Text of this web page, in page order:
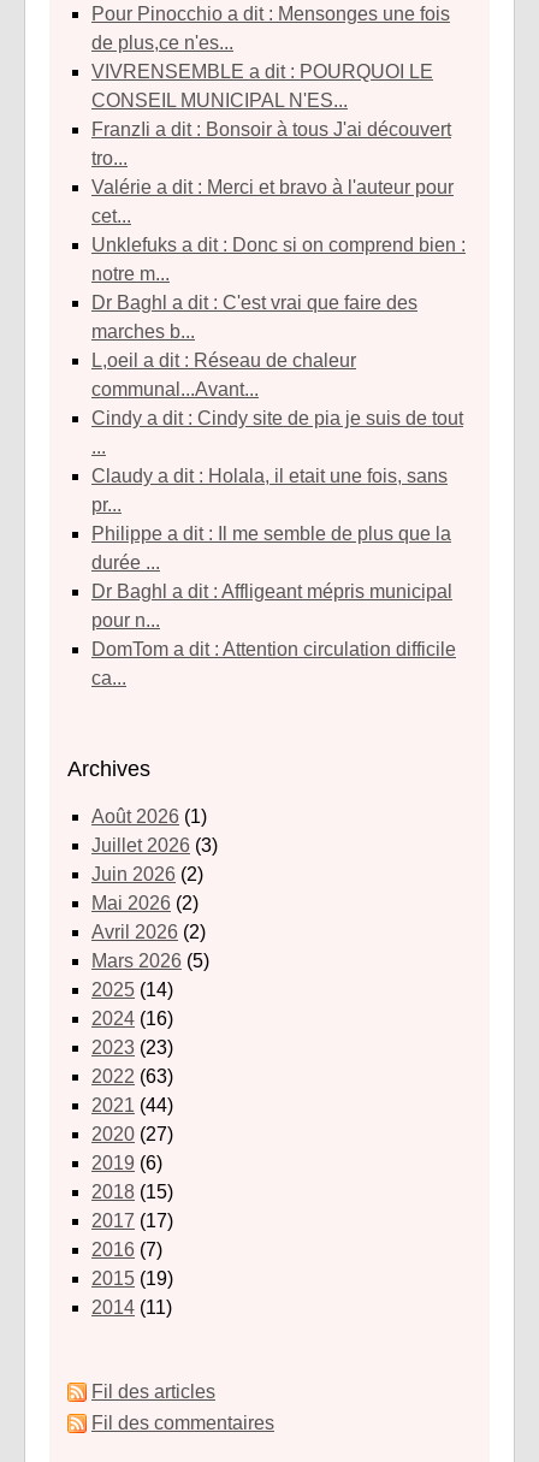
Pour Pinocchio a dit : Mensonges une fois
de plus,ce n'es...
VIVRENSEMBLE a dit : POURQUOI LE
CONSEIL MUNICIPAL N'ES...
franzIi a dit : Bonsoir à tous J'ai découvert
tro...
Valérie a dit : Merci et bravo à l'auteur pour
cet...
unklefuks a dit : Donc si on comprend bien :
notre m...
Dr Baghl a dit : C'est vrai que faire des
marches b...
l,oeil a dit : Réseau de chaleur
communal...Avant...
Cindy a dit : Cindy site de pia je suis de tout
...
Claudy a dit : Holala, il etait une fois, sans
pr...
Philippe a dit : Il me semble de plus que la
durée ...
Dr Baghl a dit : Affligeant mépris municipal
pour n...
DomTom a dit : Attention circulation difficile
ca...
Archives
août 2026 (1)
juillet 2026 (3)
juin 2026 (2)
mai 2026 (2)
avril 2026 (2)
mars 2026 (5)
2025 (14)
2024 (16)
2023 (23)
2022 (63)
2021 (44)
2020 (27)
2019 (6)
2018 (15)
2017 (17)
2016 (7)
2015 (19)
2014 (11)
Fil des articles
Fil des commentaires